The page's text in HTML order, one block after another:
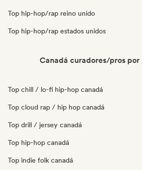
Top hip-hop/rap reino unido
Top hip-hop/rap estados unidos
Canadá curadores/pros por
Top chill / lo-fi hip-hop canadá
Top cloud rap / hip hop canadá
Top drill / jersey canadá
Top hip-hop canadá
Top indie folk canadá